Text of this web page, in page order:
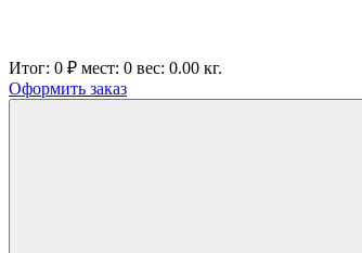
Итог: 0 ₽ мест: 0 вес: 0.00 кг.
Оформить заказ